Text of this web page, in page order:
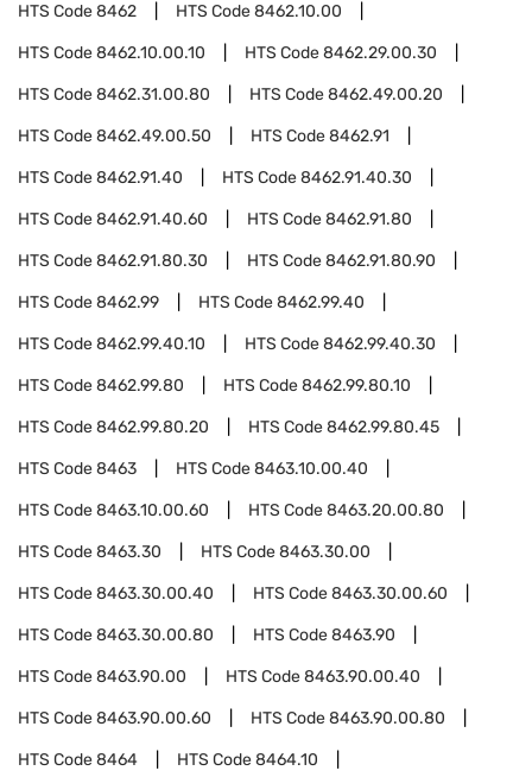
HTS Code8462 HTS Code8462.10.00
HTS Code8462.10.00.10 HTS Code8462.29.00.30
HTS Code8462.31.00.80 HTS Code8462.49.00.20
HTS Code8462.49.00.50 HTS Code8462.91
HTS Code8462.91.40 HTS Code8462.91.40.30
HTS Code8462.91.40.60 HTS Code8462.91.80
HTS Code8462.91.80.30 HTS Code8462.91.80.90
HTS Code8462.99 HTS Code8462.99.40
HTS Code8462.99.40.10 HTS Code8462.99.40.30
HTS Code8462.99.80 HTS Code8462.99.80.10
HTS Code8462.99.80.20 HTS Code8462.99.80.45
HTS Code8463 HTS Code8463.10.00.40
HTS Code8463.10.00.60 HTS Code8463.20.00.80
HTS Code8463.30 HTS Code8463.30.00
HTS Code8463.30.00.40 HTS Code8463.30.00.60
HTS Code8463.30.00.80 HTS Code8463.90
HTS Code8463.90.00 HTS Code8463.90.00.40
HTS Code8463.90.00.60 HTS Code8463.90.00.80
HTS Code8464 HTS Code8464.10